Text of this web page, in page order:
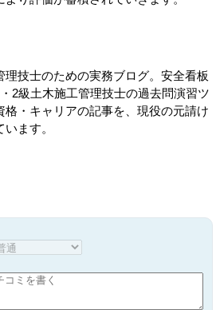
技士のための実務ブログ。安全看板
2級土木施工管理技士の過去問演習ツ
格・キャリアの記事を、現役の元請け
ます。